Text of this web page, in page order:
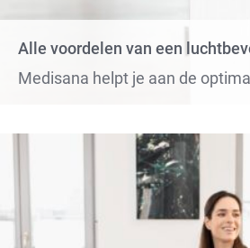
Alle voordelen van een
Medisana helpt je aan de